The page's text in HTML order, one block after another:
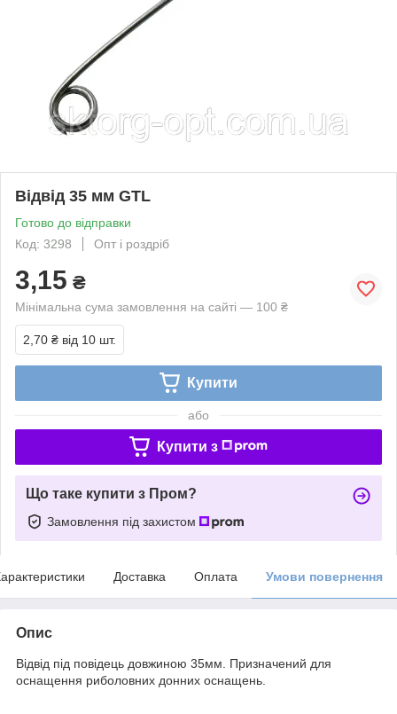
Відвід 35 мм GTL
Готово до відправки
Код: 3298
Опт і роздріб
3,15 ₴
Мінімальна сума замовлення на сайті — 100 ₴
2,70 ₴ від 10 шт.
Купити
або
Купити з
Що таке купити з Пром?
Замовлення під захистом
Доставка Оплата Умови повернення
Опис
Відвід під повідець довжиною 35мм. Призначений для
оснащення риболовних донних оснащень.